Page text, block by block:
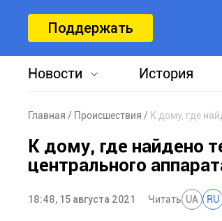
Поддержать
Новости История
Главная Происшествия К дому, где
К дому, где найдено
центрального
18:48, 15 августа 2021 Читать UA RU